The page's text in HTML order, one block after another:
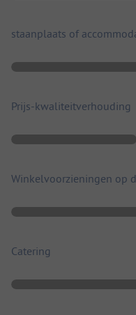
staanplaats of
Prijs-kwaliteitverhouding
Winkelvoorzieningen op
Catering